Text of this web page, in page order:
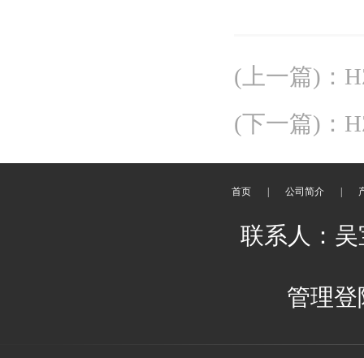
(上一篇) ：
(下一篇) ：
首页 公司简介
联系人：
管理登